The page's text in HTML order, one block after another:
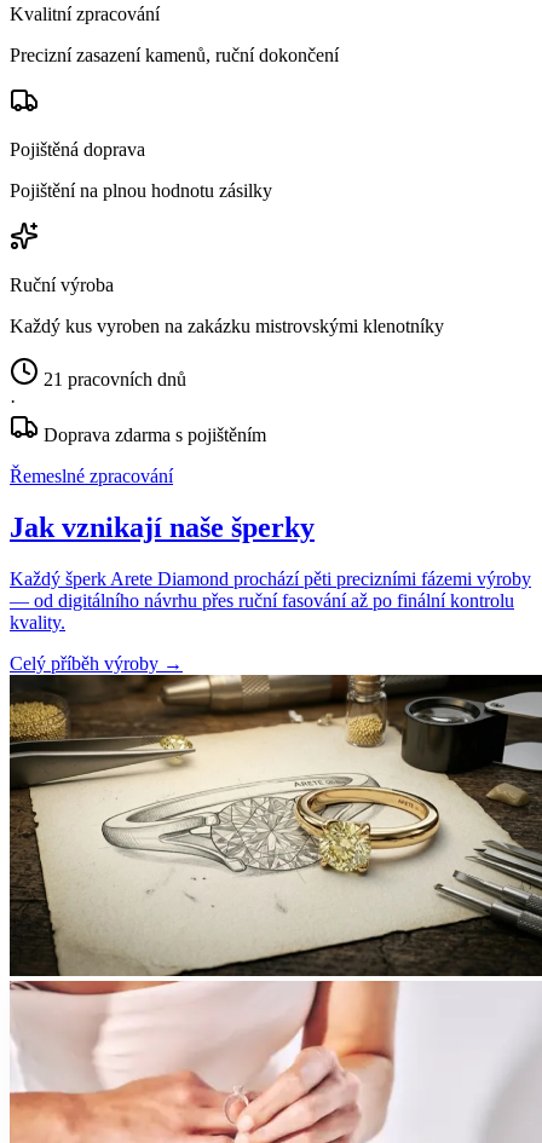
Kvalitní zpracování
Precizní zasazení kamenů, ruční dokončení
Pojištěná doprava
Pojištění na plnou hodnotu zásilky
Ruční výroba
Každý kus vyroben na zakázku mistrovskými klenotníky
21 pracovních dnů
·
Doprava zdarma s pojištěním
Řemeslné zpracování
Jak vznikají naše šperky
Každý šperk Arete Diamond prochází pěti precizními fázemi výroby
— od digitálního návrhu přes ruční fasování až po finální kontrolu
kvality.
Celý příběh výroby →